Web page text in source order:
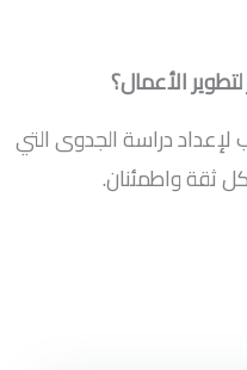
الأعمال؟
لإعداد دراسة الجدوى التي
ثقة واطمئنان.